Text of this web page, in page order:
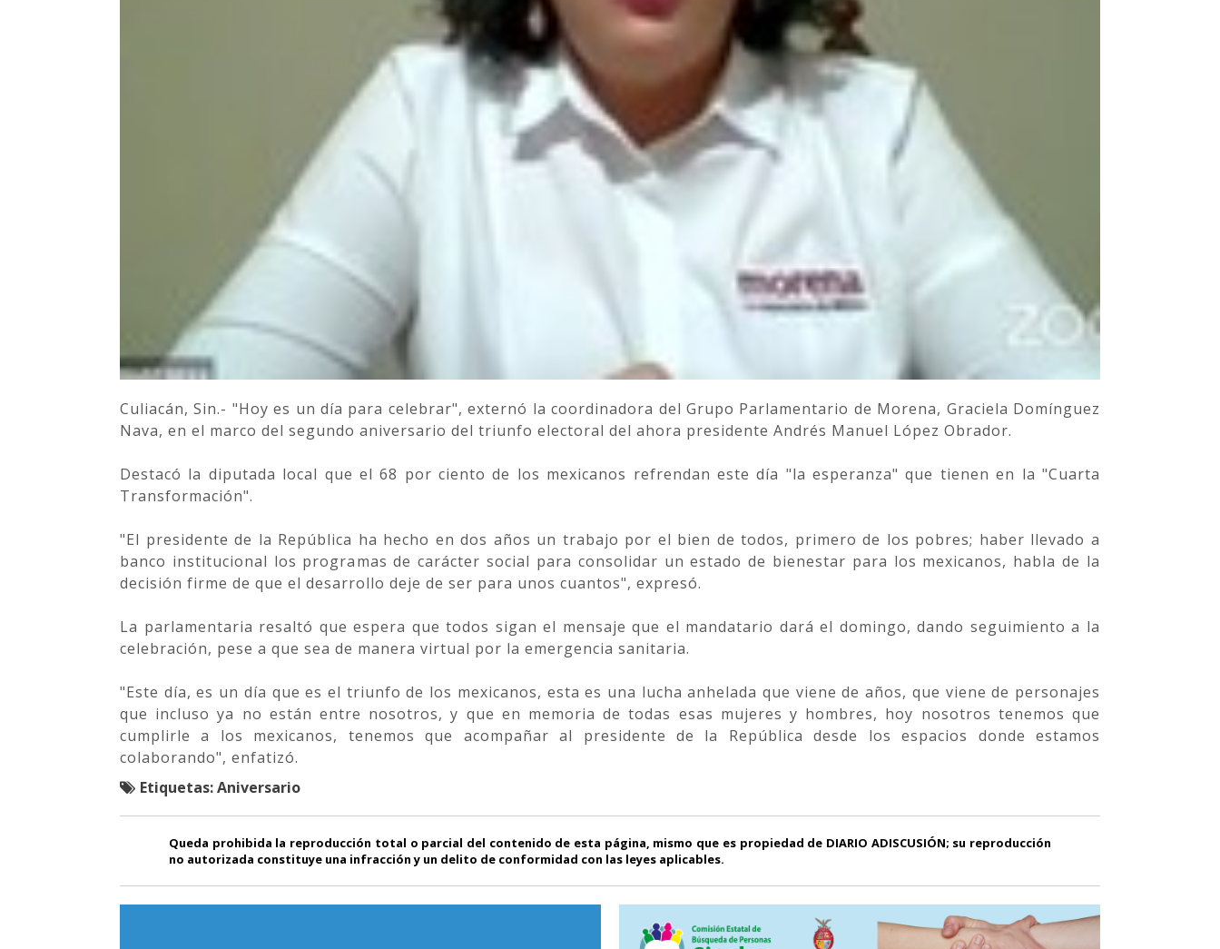
Culiacán, Sin.- "Hoy es un día para celebrar", externó la coordinadora del Grupo Parlamentario de Morena, Graciela Domínguez
Nava, en el marco del segundo aniversario del triunfo electoral del ahora presidente Andrés Manuel López Obrador.
Destacó la diputada local que el 68 por ciento de los mexicanos refrendan este día "la esperanza" que tienen en la "Cuarta
Transformación".
"El presidente de la República ha hecho en dos años un trabajo por el bien de todos, primero de los pobres; haber llevado a
banco institucional los programas de carácter social para consolidar un estado de bienestar para los mexicanos, habla de la
decisión firme de que el desarrollo deje de ser para unos cuantos", expresó.
La parlamentaria resaltó que espera que todos sigan el mensaje que el mandatario dará el domingo, dando seguimiento a la
celebración, pese a que sea de manera virtual por la emergencia sanitaria.
"Este día, es un día que es el triunfo de los mexicanos, esta es una lucha anhelada que viene de años, que viene de personajes
que incluso ya no están entre nosotros, y que en memoria de todas esas mujeres y hombres, hoy nosotros tenemos que
cumplirle a los mexicanos, tenemos que acompañar al presidente de la República desde los espacios donde estamos
colaborando", enfatizó.
Etiquetas:Aniversario
Queda prohibida la reproducción total o parcial del contenido de esta página, mismo que es propiedad de DIARIO ADISCUSIÓN; su reproducción
no autorizada constituye una infracción y un delito de conformidad con las leyes aplicables.